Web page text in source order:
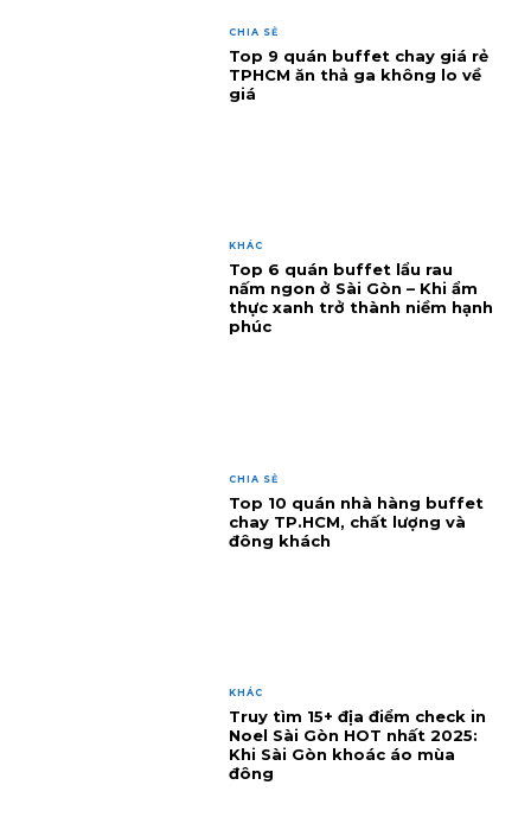
CHIA SẺ
Top 9 quán buffet chay giá rẻ
TPHCM ăn thả ga không lo về
giá
KHÁC
Top 6 quán buffet lẩu rau
nấm ngon ở Sài Gòn – Khi ẩm
thực xanh trở thành niềm hạnh
phúc
CHIA SẺ
Top 10 quán nhà hàng buffet
chay TP.HCM, chất lượng và
đông khách
KHÁC
Truy tìm 15+ địa điểm check in
Noel Sài Gòn HOT nhất 2025:
Khi Sài Gòn khoác áo mùa
đông